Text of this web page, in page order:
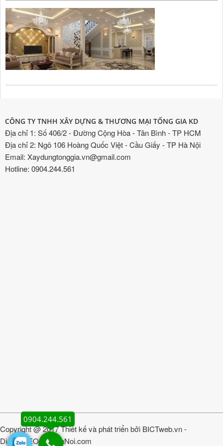
CÔNG TY TNHH XÂY DỰNG & THƯƠNG MẠI TỐNG GIA KD
Địa chỉ 1: Số 406/2 - Đường Cộng Hòa - Tân Bình - TP HCM
Địa chỉ 2: Ngõ 106 Hoàng Quốc Việt - Cầu Giấy - TP Hà Nội
Email: Xaydungtonggia.vn@gmail.com
Hotline: 0904.244.561
Copyright @ 2017 Thiết kế và phát triển bởi BICTweb.vn-
DichvuSEOgiareHaNoi.com
0904.244.561